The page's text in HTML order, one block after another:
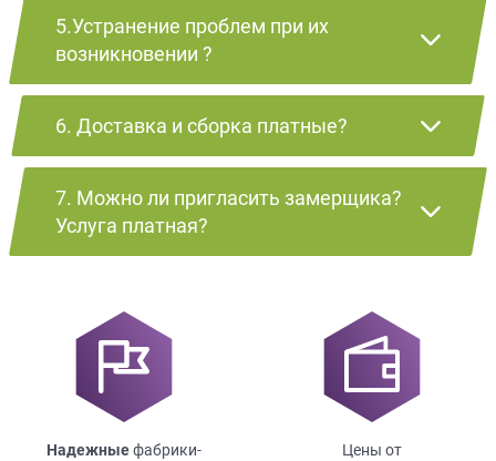
5.Устранение проблем при их
возникновении ?
6. Доставка и сборка платные?
7. Можно ли пригласить замерщика?
Услуга платная?
Надежныефабрики-
Цены от